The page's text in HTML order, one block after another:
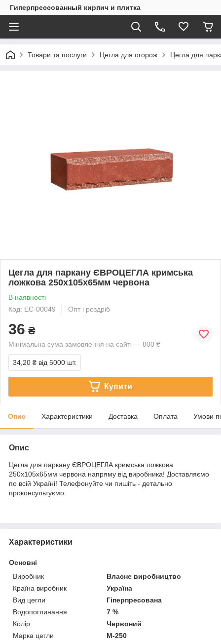
Гиперпрессованный кирпич и плитка
Товари та послуги Цегла для огорож Цегла для
Цегла для паркану ЄВРОЦЕГЛА кримська
ложкова 250х105х65мм червона
В наявності
Код: EC-00049
Опт і роздріб
36 ₴
Мінімальна сума замовлення на сайті — 800 ₴
34,20 ₴ від 5000 шт.
Купити
Опис Характеристики Доставка Оплата Умови
Опис
Цегла для паркану ЄВРОЦЕГЛА кримська ложкова
250х105х65мм червона напряму від виробника! Доставляємо
по всій Україні! Телефонуйте чи пишіть - детально
проконсультуємо.
Характеристики
Основні
Виробник
Власне виробництво
Країна виробник
Україна
Вид цегли
Гіперпресована
Водопоглинання
7 %
Колір
Червоний
Марка цегли
М-250